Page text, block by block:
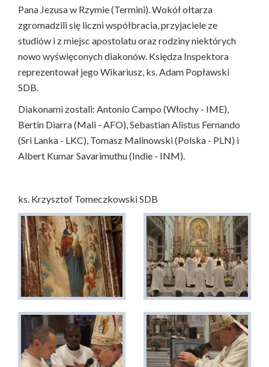
Pana Jezusa w Rzymie (Termini). Wokół ołtarza
zgromadzili się liczni współbracia, przyjaciele ze
studiów i z miejsc apostolatu oraz rodziny niektórych
nowo wyświęconych diakonów. Księdza Inspektora
reprezentował jego Wikariusz, ks. Adam Popławski
SDB.
Diakonami zostali: Antonio Campo (Włochy - IME),
Bertin Diarra (Mali - AFO), Sebastian Alistus Fernando
(Sri Lanka - LKC), Tomasz Malinowski (Polska - PLN) i
Albert Kumar Savarimuthu (Indie - INM).
ks. Krzysztof Tomeczkowski SDB